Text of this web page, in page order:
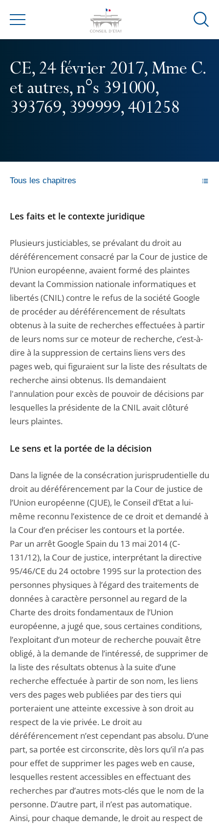
Menu
Ouvrir
de
CE, 24 février 2017, Mme C.
et autres, n°s 391000,
393769, 399999, 401258
Tous les chapitres
Les faits et le contexte juridique
Plusieurs justiciables, se prévalant du droit au
déréférencement consacré par la Cour de justice de
l’Union européenne, avaient formé des plaintes
devant la Commission nationale informatiques et
libertés (CNIL) contre le refus de la société Google
de procéder au déréférencement de résultats
obtenus à la suite de recherches effectuées à partir
de leurs noms sur ce moteur de recherche, c’est-à-
dire à la suppression de certains liens vers des
pages web, qui figuraient sur la liste des résultats de
recherche ainsi obtenus. Ils demandaient
l'annulation pour excès de pouvoir de décisions par
lesquelles la présidente de la CNIL avait clôturé
leurs plaintes.
Le sens et la portée de la décision
Dans la lignée de la consécration jurisprudentielle du
droit au déréférencement par la Cour de justice de
l’Union européenne (CJUE), le Conseil d’Etat a lui-
même reconnu l’existence de ce droit et demandé à
la Cour d’en préciser les contours et la portée.
Par un arrêt Google Spain du 13 mai 2014 (C-
131/12), la Cour de justice, interprétant la directive
95/46/CE du 24 octobre 1995 sur la protection des
personnes physiques à l’égard des traitements de
données à caractère personnel au regard de la
Charte des droits fondamentaux de l’Union
européenne, a jugé que, sous certaines conditions,
l’exploitant d’un moteur de recherche pouvait être
obligé, à la demande de l’intéressé, de supprimer de
la liste des résultats obtenus à la suite d’une
recherche effectuée à partir de son nom, les liens
vers des pages web publiées par des tiers qui
porteraient une atteinte excessive à son droit au
respect de la vie privée. Le droit au
déréférencement n’est cependant pas absolu. D’une
part, sa portée est circonscrite, dès lors qu’il n’a pas
pour effet de supprimer les pages web en cause,
lesquelles restent accessibles en effectuant des
recherches par d’autres mots-clés que le nom de la
personne. D’autre part, il n’est pas automatique.
Ainsi, pour chaque demande, le droit au respect de